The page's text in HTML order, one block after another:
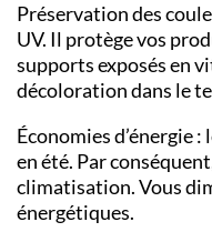
Préservation des
UV. Il protège vos
supports exposés en
décoloration dans le
Économies d’énergie :
en été. Par
climatisation. Vous
énergétiques.